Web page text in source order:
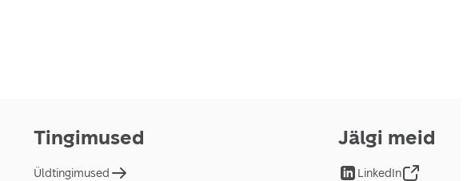
Tingimused
Üldtingimused
Jälgi meid
LinkedIn